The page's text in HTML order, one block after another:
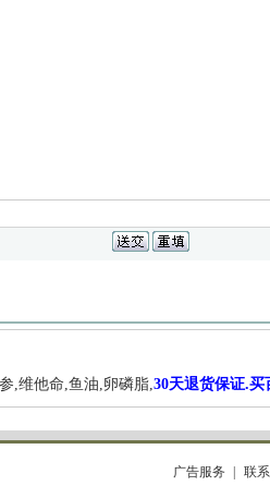
,维他命,鱼油,卵磷脂,30天退货保证.买
广告服务 联